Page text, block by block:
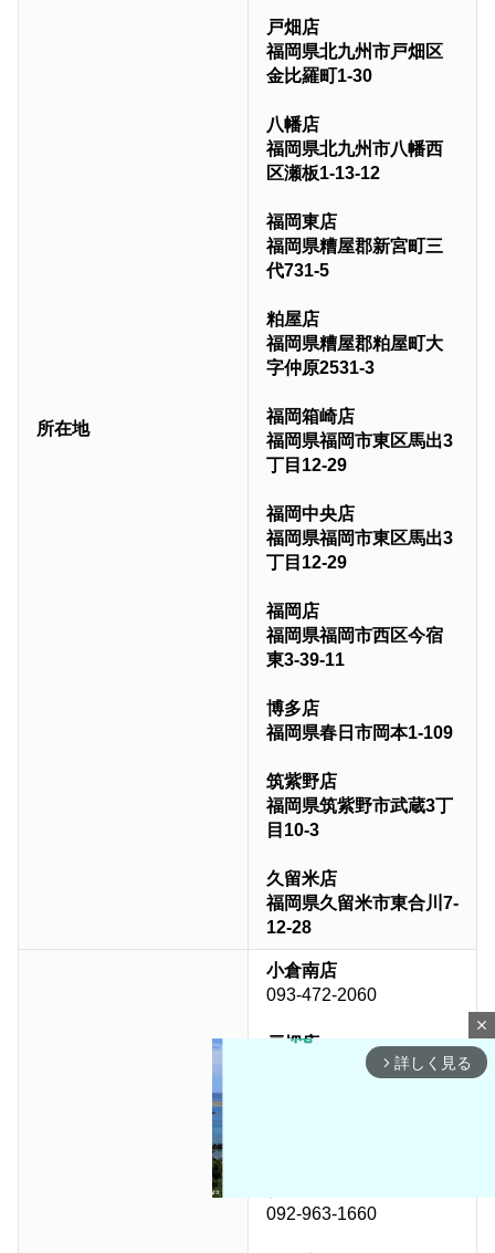
所在地
戸畑店
福岡県北九州市戸畑区
金比羅町1-30
八幡店
福岡県北九州市八幡西
区瀬板1-13-12
福岡東店
福岡県糟屋郡新宮町三
代731-5
粕屋店
福岡県糟屋郡粕屋町大
字仲原2531-3
福岡箱崎店
福岡県福岡市東区馬出3
丁目12-29
福岡中央店
福岡県福岡市東区馬出3
丁目12-29
福岡店
福岡県福岡市西区今宿
東3-39-11
博多店
福岡県春日市岡本1-109
筑紫野店
福岡県筑紫野市武蔵3丁
目10-3
久留米店
福岡県久留米市東合川7-
12-28
小倉南店
093-472-2060
戸畑店
093-884-2050
092-963-1660
close
arrow_forward_ios 詳しく見る